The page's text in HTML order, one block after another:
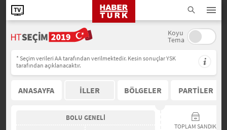
Koyu
Tema
* Seçim verileri AA tarafından verilmektedir. Kesin sonuçlar YSK
tarafından açıklanacaktır.
ANASAYFA İLLER BÖLGELER PARTİLER
BOLU GENELİ
TOPLAM SANDIK